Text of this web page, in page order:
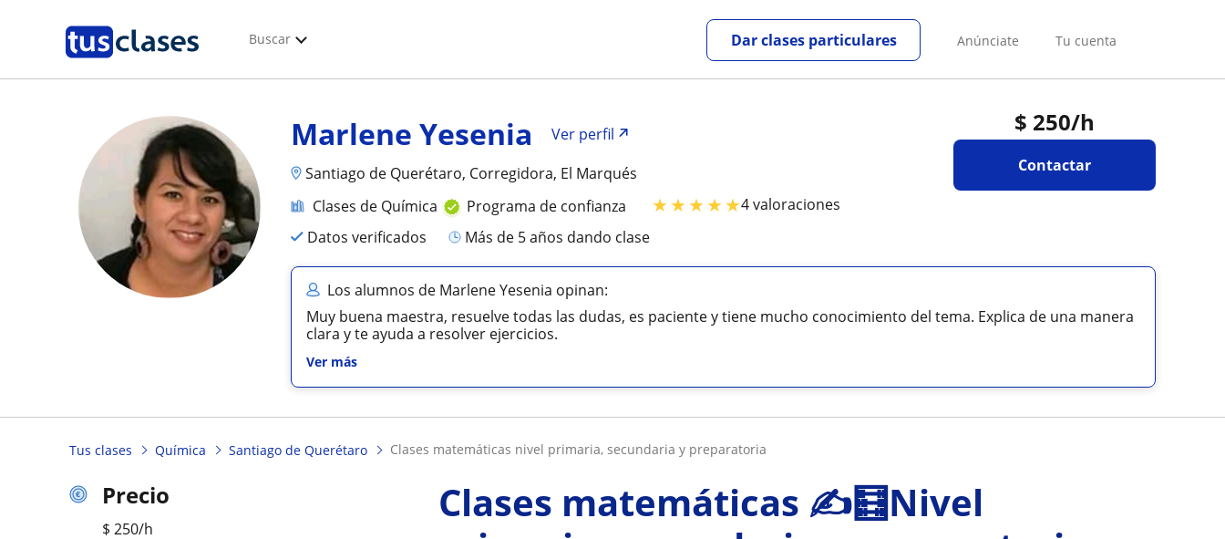
Buscar Anúnciate Tu cuenta
Dar clases particulares
$ 250/h
Contactar
Marlene Yesenia
Ver perfil
Santiago de Querétaro, Corregidora, El Marqués
Clases de Química
Programa de confianza ★★★★★4 valoraciones
Datos verificados
más de 5 años dando clase
Los alumnos de Marlene Yesenia opinan:
Muy buena maestra, resuelve todas las dudas, es paciente y tiene mucho conocimiento del tema. Explica de una manera
clara y te ayuda a resolver ejercicios.
Ver más
Tus clases Química Santiago de Querétaro clases matemáticas nivel primaria, secundaria y preparatoria
Precio
$ 250/h
Clases matemáticas ✍️🧮Nivel